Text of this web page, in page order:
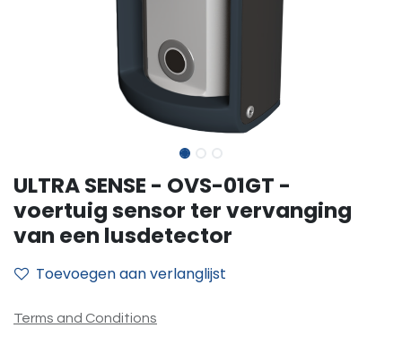
ULTRA SENSE - OVS-01GT -
voertuig sensor ter vervanging
van een lusdetector
Toevoegen aan verlanglijst
Terms and Conditions